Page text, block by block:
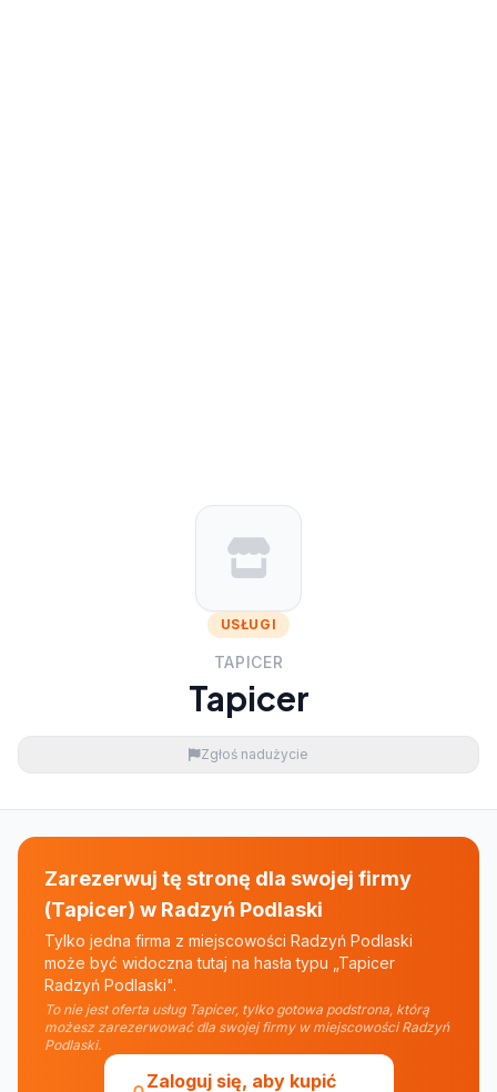
USŁUGI
TAPICER
Tapicer
Zgłoś nadużycie
Zarezerwuj tę stronę dla swojej firmy
(Tapicer) w Radzyń Podlaski
Tylko jedna firma z miejscowości Radzyń Podlaski
może być widoczna tutaj na hasła typu „Tapicer
Radzyń Podlaski".
To nie jest oferta usług Tapicer, tylko gotowa podstrona, którą
możesz zarezerwować dla swojej firmy w miejscowości Radzyń
Podlaski.
Zaloguj się, aby kupić